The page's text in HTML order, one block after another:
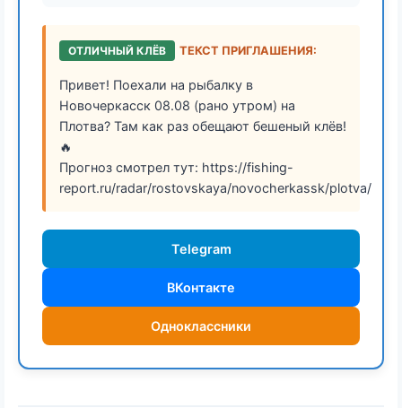
ОТЛИЧНЫЙ КЛЁВ ТЕКСТ ПРИГЛАШЕНИЯ:
Привет! Поехали на рыбалку в
Новочеркасск 08.08 (рано утром) на
Плотва? Там как раз обещают бешеный клёв!
🔥
Прогноз смотрел тут: https://fishing-
report.ru/radar/rostovskaya/novocherkassk/plotva/
Telegram
ВКонтакте
Одноклассники